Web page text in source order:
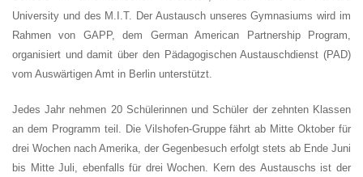
University und des M.I.T. Der Austausch unseres Gymnasiums wird im
Rahmen von GAPP, dem German American Partnership Program,
organisiert und damit über den Pädagogischen Austauschdienst (PAD)
vom Auswärtigen Amt in Berlin unterstützt.
Jedes Jahr nehmen 20 Schülerinnen und Schüler der zehnten Klassen
an dem Programm teil. Die Vilshofen-Gruppe fährt ab Mitte Oktober für
drei Wochen nach Amerika, der Gegenbesuch erfolgt stets ab Ende Juni
bis Mitte Juli, ebenfalls für drei Wochen. Kern des Austauschs ist der